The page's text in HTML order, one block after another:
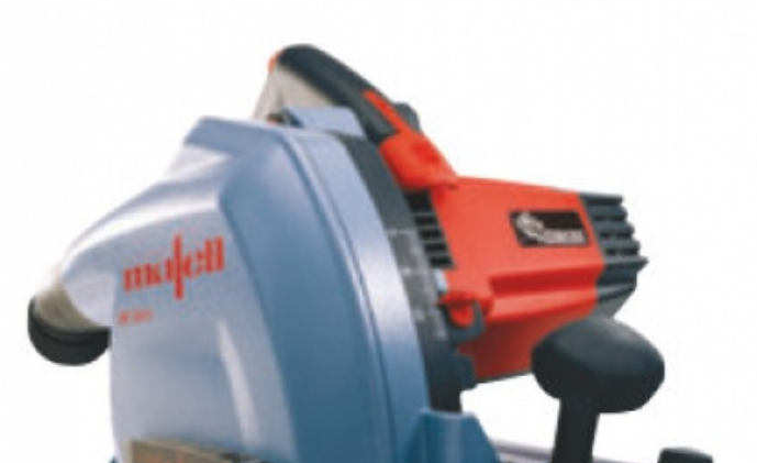
185 x 1,4/2,4 x 20 мм, Z 32, WZ, для
чистовых пропилов древесины
185 x 1,4/2,4 x 20 мм, Z 56, WZ Для
поперечны пропилов в древесине